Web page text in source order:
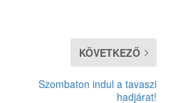
KÖVETKEZŐ
Szombaton indul a tavaszi
hadjárat!